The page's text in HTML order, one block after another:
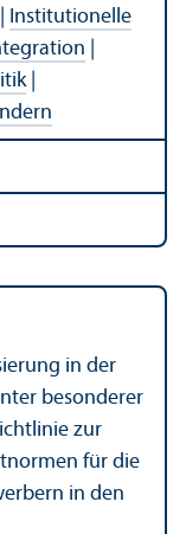
Institutionelle
|
in der
besonderer
zur
für die
in den